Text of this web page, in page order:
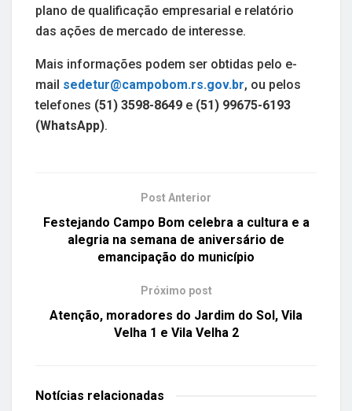
plano de qualificação empresarial e relatório
das ações de mercado de interesse.
Mais informações podem ser obtidas pelo e-
mail sedetur@campobom.rs.gov.br, ou pelos
telefones (51) 3598-8649 e (51) 99675-6193
(WhatsApp).
Post Anterior
Festejando Campo Bom celebra a cultura e a
alegria na semana de aniversário de
emancipação do município
Próximo post
Atenção, moradores do Jardim do Sol, Vila
Velha 1 e Vila Velha 2
Notícias relacionadas